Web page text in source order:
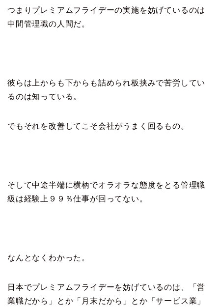
つまりプレミアムフライデーの実施を妨げているのは
中間管理職の人間だ。
彼らは上からも下からも詰められ板挟みで苦労してい
るのは知っている。
でもそれを改善してこそ会社がうまく回るもの。
そして中途半端に横柄でオラオラな態度をとる管理職
級は経験上９９％仕事が回ってない。
なんとなくわかった。
日本でプレミアムフライデーを妨げているのは、「営
業職だから」とか「月末だから」とか「サービス業」